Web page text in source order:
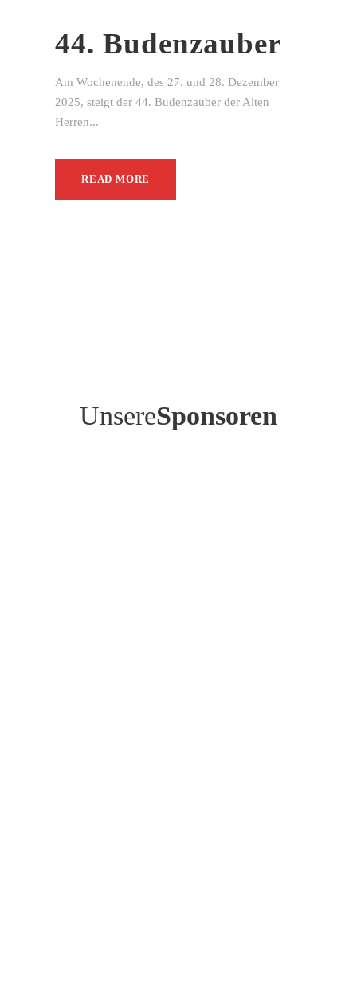
44. Budenzauber
Am Wochenende, des 27. und 28. Dezember
2025, steigt der 44. Budenzauber der Alten
Herren...
READ MORE
UnsereSponsoren